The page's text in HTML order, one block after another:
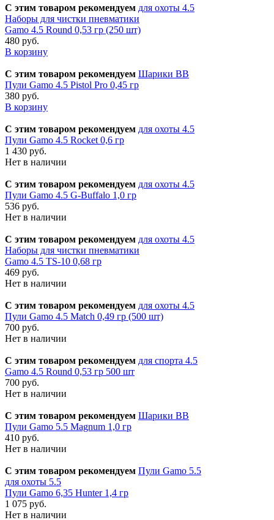
С этим товаром рекомендуем для охоты 4.5
Наборы для чистки пневматики
Gamo 4.5 Round 0,53 гр (250 шт)
480 руб.
В корзину
С этим товаром рекомендуем Шарики BB
Пули Gamo 4.5 Pistol Pro 0,45 гр
380 руб.
В корзину
С этим товаром рекомендуем для охоты 4.5
Пули Gamo 4.5 Rocket 0,6 гр
1 430 руб.
Нет в наличии
С этим товаром рекомендуем для охоты 4.5
Пули Gamo 4.5 G-Buffalo 1,0 гр
536 руб.
Нет в наличии
С этим товаром рекомендуем для охоты 4.5
Наборы для чистки пневматики
Gamo 4.5 TS-10 0,68 гр
469 руб.
Нет в наличии
С этим товаром рекомендуем для охоты 4.5
Пули Gamo 4.5 Match 0,49 гр (500 шт)
700 руб.
Нет в наличии
С этим товаром рекомендуем для спорта 4.5
Gamo 4.5 Round 0,53 гр 500 шт
700 руб.
Нет в наличии
С этим товаром рекомендуем Шарики BB
Пули Gamo 5.5 Magnum 1,0 гр
410 руб.
Нет в наличии
С этим товаром рекомендуем Пули Gamo 5.5
для охоты 5.5
Пули Gamo 6,35 Hunter 1,4 гр
1 075 руб.
Нет в наличии